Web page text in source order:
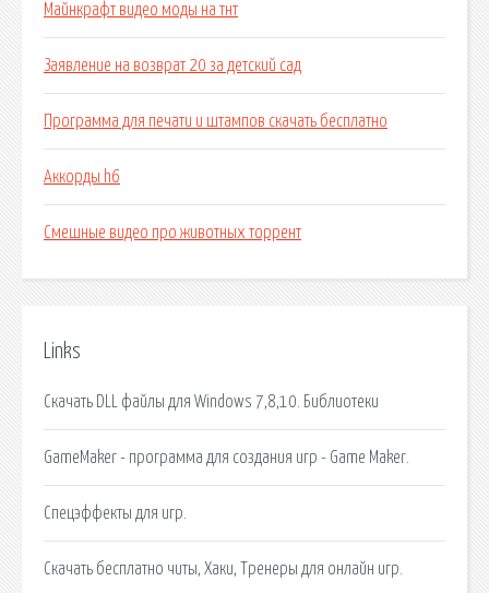
Майнкрафт видео моды на тнт
Заявление на возврат 20 за детский сад
Программа для печати и штампов скачать бесплатно
Аккорды h6
Смешные видео про животных торрент
Links
Скачать DLL файлы для Windows 7,8,10. Библиотеки
GameMaker - программа для создания игр - Game Maker.
Спецэффекты для игр.
Скачать бесплатно читы, Хаки, Тренеры для онлайн игр.